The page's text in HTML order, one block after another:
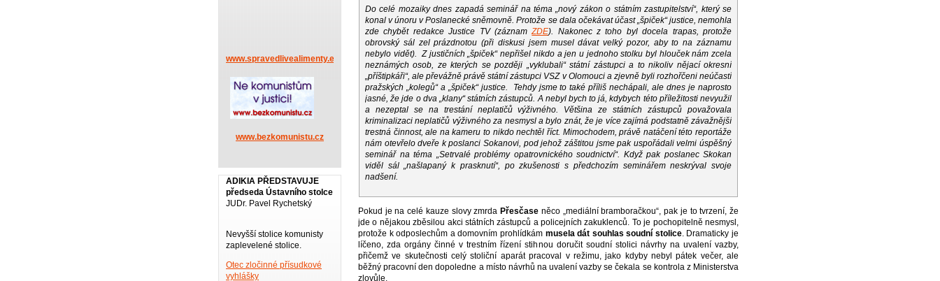
Do celé mozaiky dnes zapadá seminář na téma „nový zákon o státním zastupitelství“, který se
konal v únoru v Poslanecké sněmovně. Protože se dala očekávat účast „špiček“ justice, nemohla
zde chybět redakce Justice TV (záznamZDE). Nakonec z toho byl docela trapas, protože
obrovský sál zel prázdnotou (při diskusi jsem musel dávat velký pozor, aby to na záznamu
nebylo vidět). Z justičních „špiček“ nepřišel nikdo a jen u jednoho stolku byl hlouček nám zcela
neznámých osob, ze kterých se později „vyklubali“ státní zástupci a to nikoliv nějací okresní
„příštipkáři“, ale převážně právě státní zástupci VSZ v Olomouci a zjevně byli rozhořčeni neúčastí
pražských „kolegů“ a „špiček“ justice. Tehdy jsme to také příliš nechápali, ale dnes je naprosto
jasné, že jde o dva „klany“ státních zástupců. A nebyl bych to já, kdybych této příležitosti nevyužil
a nezeptal se na trestání neplatičů výživného. Většina ze státních zástupců považovala
kriminalizaci neplatičů výživného za nesmysl a bylo znát, že je více zajímá podstatně závažnější
trestná činnost, ale na kameru to nikdo nechtěl říct. Mimochodem, právě natáčení této reportáže
nám otevřelo dveře k poslanci Sokanovi, pod jehož záštitou jsme pak uspořádali velmi úspěšný
seminář na téma „Setrvalé problémy opatrovnického soudnictví“. Když pak poslanec Skokan
viděl sál „našlapaný k prasknutí“, po zkušenosti s předchozím seminářem neskrýval svoje
nadšení.
Pokud je na celé kauze slovy zmrdaPřesčase něco „mediální bramboračkou“, pak je to tvrzení, že
jde o nějakou zběsilou akci státních zástupců a policejních zakuklenců. To je pochopitelně nesmysl,
protože k odposlechům a domovním prohlídkám musela dát souhlas soudní stolice. Dramaticky je
líčeno, zda orgány činné v trestním řízení stihnou doručit soudní stolici návrhy na uvalení vazby,
přičemž ve skutečnosti celý stoliční aparát pracoval v režimu, jako kdyby nebyl pátek večer, ale
běžný pracovní den dopoledne a místo návrhů na uvalení vazby se čekala se kontrola z Ministerstva
zlovůle.
www.spravedlivealimenty.eu
www.bezkomunistu.cz
ADIKIA PŘEDSTAVUJE
předseda Ústavního stolce
JUDr. Pavel Rychetský
Nevyšší stolice komunisty
zaplevelené stolice.
Otec zločinné přísudkové
vyhlášky